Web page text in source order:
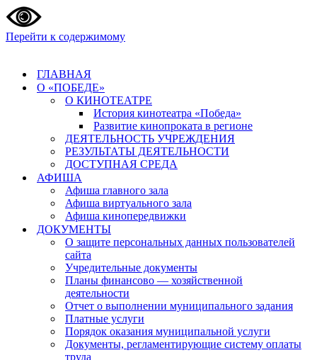
Перейти к содержимому
ГЛАВНАЯ
О «ПОБЕДЕ»
О КИНОТЕАТРЕ
История кинотеатра «Победа»
Развитие кинопроката в регионе
ДЕЯТЕЛЬНОСТЬ УЧРЕЖДЕНИЯ
РЕЗУЛЬТАТЫ ДЕЯТЕЛЬНОСТИ
ДОСТУПНАЯ СРЕДА
АФИША
Афиша главного зала
Афиша виртуального зала
Афиша кинопередвижки
ДОКУМЕНТЫ
О защите персональных данных пользователей
сайта
Учредительные документы
Планы финансово — хозяйственной
деятельности
Отчет о выполнении муниципального задания
Платные услуги
Порядок оказания муниципальной услуги
Документы, регламентирующие систему оплаты
труда